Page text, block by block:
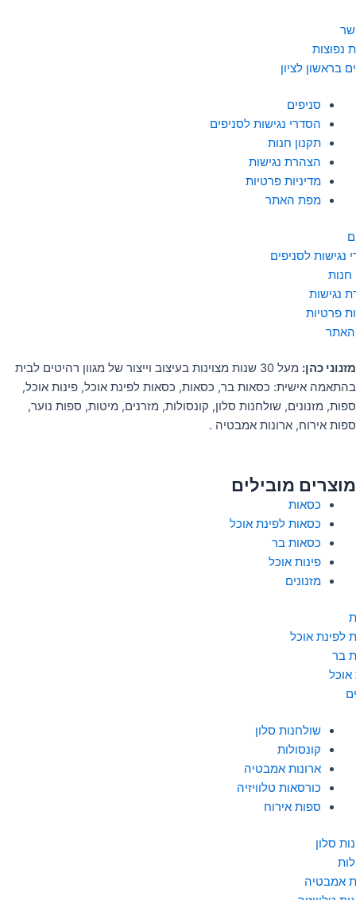
נפוצות
בראשון לציון
סניפים
הסדרי נגישות לסניפים
תקנון חנות
הצהרת נגישות
מדיניות פרטיות
מפת האתר
נגישות לסניפים
חנות
נגישות
פרטיות
מזנוני כהן:
מעל 30 שנות מצוינות בעיצוב וייצור של מגוון רהיטים לבית
בהתאמה אישית: כסאות בר, כסאות, כסאות לפינת אוכל, פינות אוכל,
ספות, מזנונים, שולחנות סלון, קונסולות, מזרנים, מיטות, ספות נוער,
ספות אירוח, ארונות אמבטיה .
מוצרים מובילים
כסאות
כסאות לפינת אוכל
כסאות בר
פינות אוכל
מזנונים
לפינת אוכל
בר
אוכל
שולחנות סלון
קונסולות
ארונות אמבטיה
כורסאות טלוויזיה
ספות אירוח
סלון
אמבטיה